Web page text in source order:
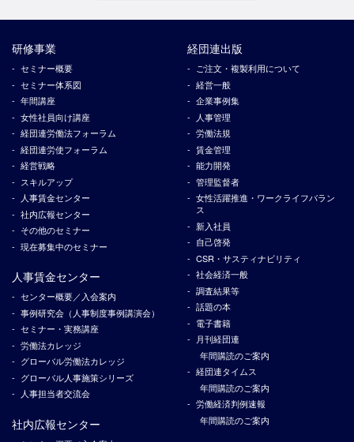
研修事業
セミナー概要
セミナー体系図
年間講座
女性社員向け講座
経団連労働法フォーラム
経団連労使フォーラム
経営戦略
スキルアップ
人事賃金センター
社内広報センター
その他のセミナー
現在募集中のセミナー
経団連出版
ご注文・複製利用について
経営一般
企業事例集
人事管理
労働法規
賃金管理
能力開発
管理監督者
女性活躍推進・ワークライフバラン
ス
新入社員
自己啓発
CSR・サスティナビリティ
社会経済一般
調査結果等
話題の本
電子書籍
月刊経団連
年間購読のご案内
経団連タイムス
年間購読のご案内
労働経済判例速報
年間購読のご案内
人事賃金センター
センター概要／入会案内
事例研究会（人事制度事例講演会）
セミナー・実務講座
労働法カレッジ
グローバル労働法カレッジ
グローバル人事施策シリーズ
人事担当者交流会
社内広報センター